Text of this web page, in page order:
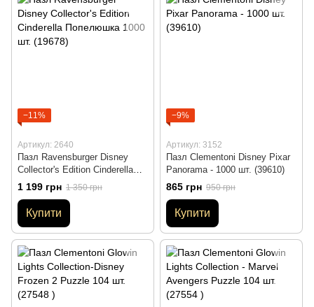
−11%
Артикул: 2640
Пазл Ravensburger Disney
Collector's Edition Cinderella
Попелюшка 1000 шт. (19678)
1 199 грн 1 350 грн
Купити
−9%
Артикул: 3152
Пазл Clementoni Disney Pixar
Panorama - 1000 шт. (39610)
865 грн 950 грн
Купити